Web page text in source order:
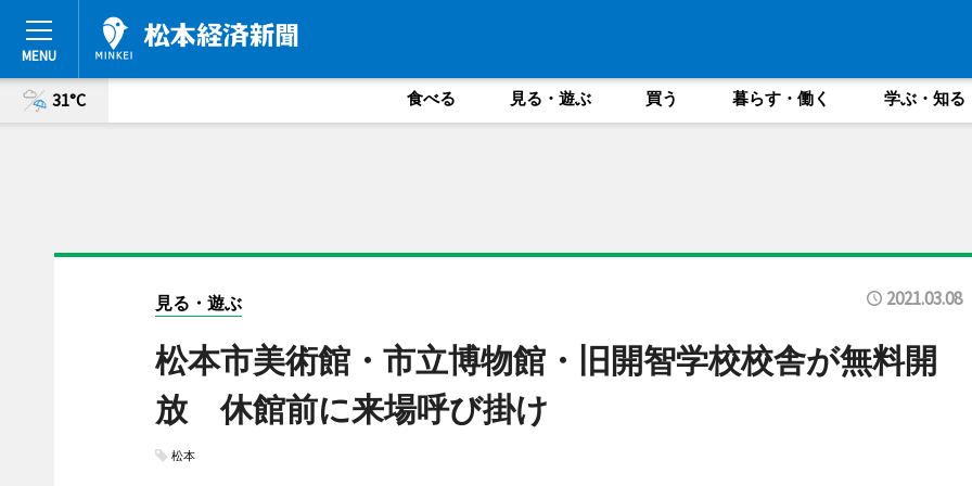
31°C 食べる 見る・遊ぶ 買う 暮らす・働く 学ぶ・知る
見る・遊ぶ 2021.03.08
松本市美術館・市立博物館・旧開智学校校舎が無料開
放 休館前に来場呼び掛け
松本